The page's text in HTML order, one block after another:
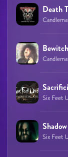
Death
Six Feet
Six Feet